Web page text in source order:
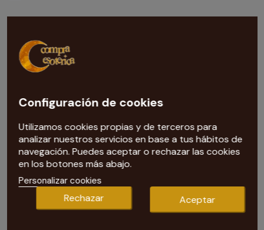
¿Necesitas ayuda con esta compra?
Nuestra tarotistate ayuda con todas las dudas que te
surjan. Escríbenos al correo
info@compraesoterica.com
Configuración de cookies
Utilizamos cookies propias y de terceros para
analizar nuestros servicios en base a tus hábitos de
navegación. Puedes aceptar o rechazar las cookies
en los botones más abajo.
Personalizar cookies
Rechazar Aceptar